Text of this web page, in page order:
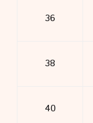
36
38
40